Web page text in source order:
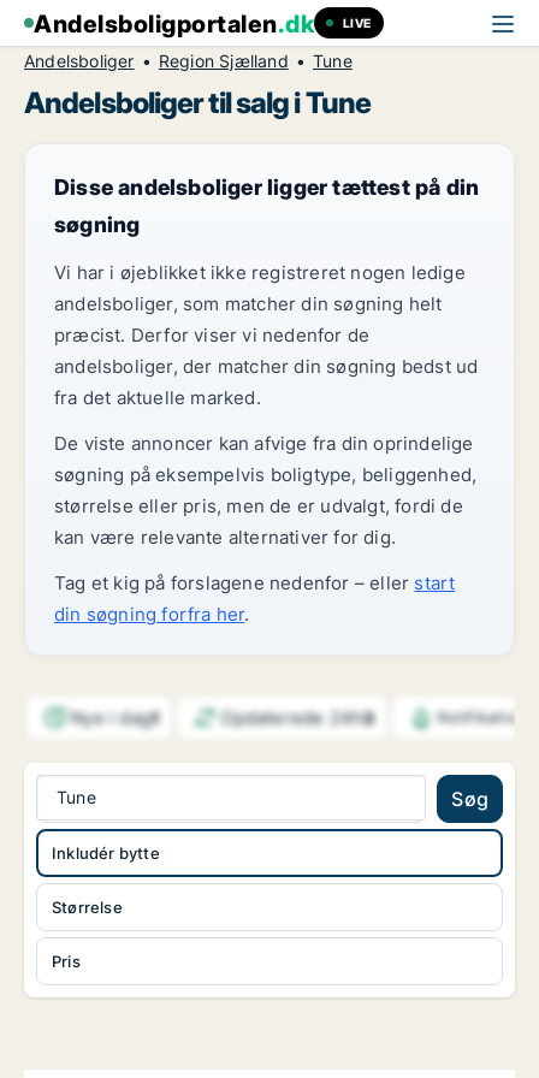
Andelsboligportalen.dk LIVE
Andelsboliger Region Sjælland Tune
Andelsboliger til salg i Tune
Disse andelsboliger ligger tættest på din
søgning
Vi har i øjeblikket ikke registreret nogen ledige
andelsboliger, som matcher din søgning helt
præcist. Derfor viser vi nedenfor de
andelsboliger, der matcher din søgning bedst ud
fra det aktuelle marked.
De viste annoncer kan afvige fra din oprindelige
søgning på eksempelvis boligtype, beliggenhed,
størrelse eller pris, men de er udvalgt, fordi de
kan være relevante alternativer for dig.
Tag et kig på forslagene nedenfor – eller start
din søgning forfra her.
Nye i dag1 Opdaterede 24h3
Tune Søg
Størrelse
Pris
Inkludér bytte